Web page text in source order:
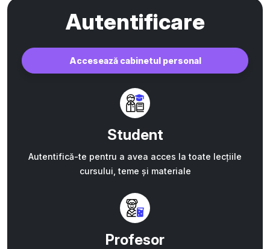
Autentificare
Accesează cabinetul personal
Student
Autentifică-te pentru a avea acces la toate lecțiile
cursului, teme și materiale
Profesor